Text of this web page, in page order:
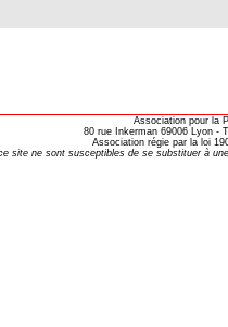
Association pour la
80 rue Inkerman 69006 Lyon -
Association régie par la loi
site ne sont susceptibles de se substituer à